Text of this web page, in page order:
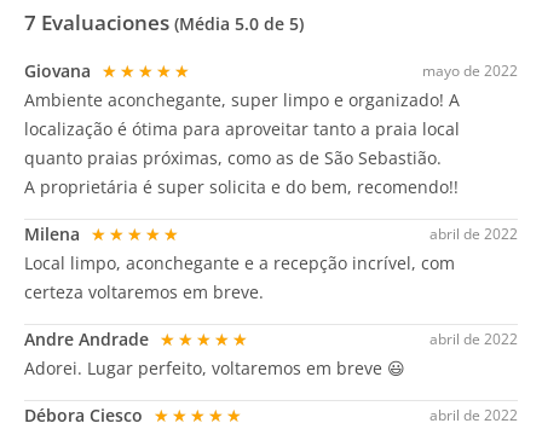
7 Evaluaciones (Média 5.0 de 5)
mayo de 2022
Giovana ★★★★★
Ambiente aconchegante, super limpo e organizado! A
localização é ótima para aproveitar tanto a praia local
quanto praias próximas, como as de São Sebastião.
A proprietária é super solicita e do bem, recomendo!!
abril de 2022
Milena ★★★★★
Local limpo, aconchegante e a recepção incrível, com
certeza voltaremos em breve.
abril de 2022
Andre Andrade ★★★★★
Adorei. Lugar perfeito, voltaremos em breve 😃
abril de 2022
Débora Ciesco ★★★★★